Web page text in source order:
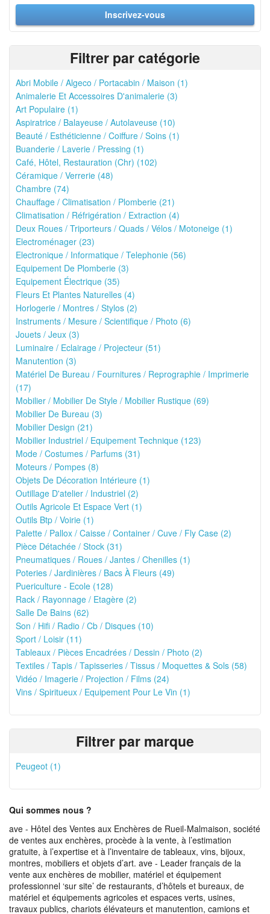
Inscrivez-vous
Filtrer par catégorie
Abri Mobile / Algeco / Portacabin / Maison (1)
Animalerie Et Accessoires D'animalerie (3)
Art Populaire (1)
Aspiratrice / Balayeuse / Autolaveuse (10)
Beauté / Esthéticienne / Coiffure / Soins (1)
Buanderie / Laverie / Pressing (1)
Café, Hôtel, Restauration (Chr) (102)
Céramique / Verrerie (48)
Chambre (74)
Chauffage / Climatisation / Plomberie (21)
Climatisation / Réfrigération / Extraction (4)
Deux Roues / Triporteurs / Quads / Vélos / Motoneige (1)
Electroménager (23)
Electronique / Informatique / Telephonie (56)
Equipement De Plomberie (3)
Equipement Électrique (35)
Fleurs Et Plantes Naturelles (4)
Horlogerie / Montres / Stylos (2)
Instruments / Mesure / Scientifique / Photo (6)
Jouets / Jeux (3)
Luminaire / Eclairage / Projecteur (51)
Manutention (3)
Matériel De Bureau / Fournitures / Reprographie / Imprimerie
(17)
Mobilier / Mobilier De Style / Mobilier Rustique (69)
Mobilier De Bureau (3)
Mobilier Design (21)
Mobilier Industriel / Equipement Technique (123)
Mode / Costumes / Parfums (31)
Moteurs / Pompes (8)
Objets De Décoration Intérieure (1)
Outillage D'atelier / Industriel (2)
Outils Agricole Et Espace Vert (1)
Outils Btp / Voirie (1)
Palette / Pallox / Caisse / Container / Cuve / Fly Case (2)
Pièce Détachée / Stock (31)
Pneumatiques / Roues / Jantes / Chenilles (1)
Poteries / Jardinières / Bacs À Fleurs (49)
Puericulture - Ecole (128)
Rack / Rayonnage / Etagère (2)
Salle De Bains (62)
Son / Hifi / Radio / Cb / Disques (10)
Sport / Loisir (11)
Tableaux / Pièces Encadrées / Dessin / Photo (2)
Textiles / Tapis / Tapisseries / Tissus / Moquettes & Sols (58)
Vidéo / Imagerie / Projection / Films (24)
Vins / Spiritueux / Equipement Pour Le Vin (1)
Filtrer par marque
Peugeot (1)
Qui sommes nous ?
ave - Hôtel des Ventes aux Enchères de Rueil-Malmaison, société
de ventes aux enchères, procède à la vente, à l’estimation
gratuite, à l’expertise et à l’inventaire de tableaux, vins, bijoux,
montres, mobiliers et objets d’art. ave - Leader français de la
vente aux enchères de mobilier, matériel et équipement
professionnel ‘sur site’ de restaurants, d’hôtels et bureaux, de
matériel et équipements agricoles et espaces verts, usines,
travaux publics, chariots élévateurs et manutention, camions et